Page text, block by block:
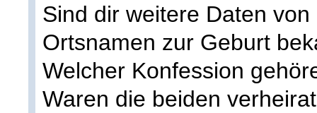
Sind dir weitere Daten
Ortsnamen zur Geburt
Welcher Konfession
Waren die beiden